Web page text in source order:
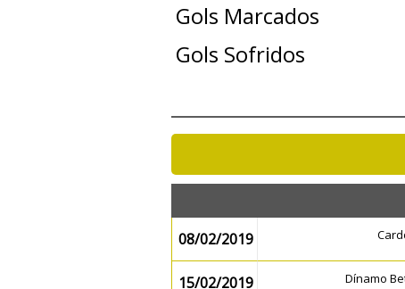
Gols Marcados
Gols Sofridos
08/02/2019
15/02/2019 Dínamo